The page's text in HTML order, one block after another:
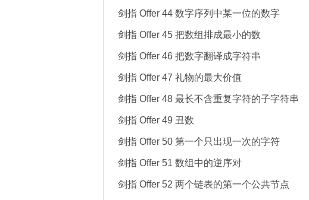
剑指 Offer 44 数字序列中某一位的数字
剑指 Offer 45 把数组排成最小的数
剑指 Offer 46 把数字翻译成字符串
剑指 Offer 47 礼物的最大价值
剑指 Offer 48 最长不含重复字符的子字符串
剑指 Offer 49 丑数
剑指 Offer 50 第一个只出现一次的字符
剑指 Offer 51 数组中的逆序对
剑指 Offer 52 两个链表的第一个公共节点